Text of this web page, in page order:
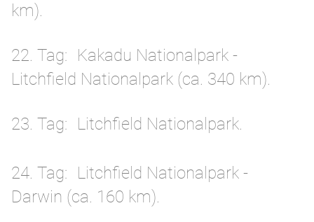
km).
22. Tag
Kakadu Nationalpark -
Litchfield Nationalpark (ca. 340 km).
23. Tag Litchfield Nationalpark.
24. Tag
Litchfield Nationalpark -
Darwin (ca. 160 km).